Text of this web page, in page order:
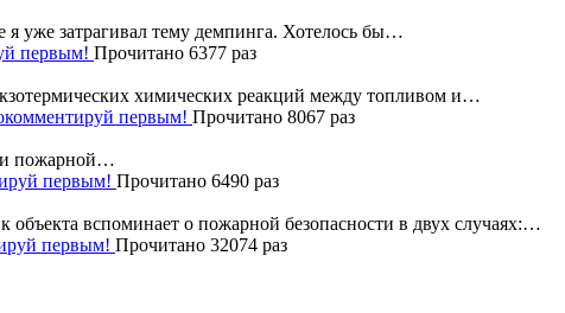
я уже затрагивал тему демпинга. Хотелось бы…
первым! Прочитано 6377 раз
химических реакций между топливом и…
первым! Прочитано 8067 раз
пожарной…
первым! Прочитано 6490 раз
объекта вспоминает о пожарной безопасности в двух случаях:…
первым! Прочитано 32074 раз